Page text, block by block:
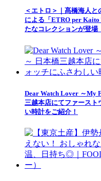
＜エトロ＞｜髙橋海人
による「ETRO per
たなコレクションが登場
Dear Watch Lover ～My
三越本店にてファースト
い時計をご紹介！